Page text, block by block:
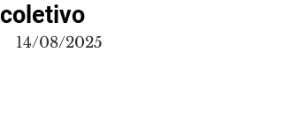
coletivo
14/08/2025